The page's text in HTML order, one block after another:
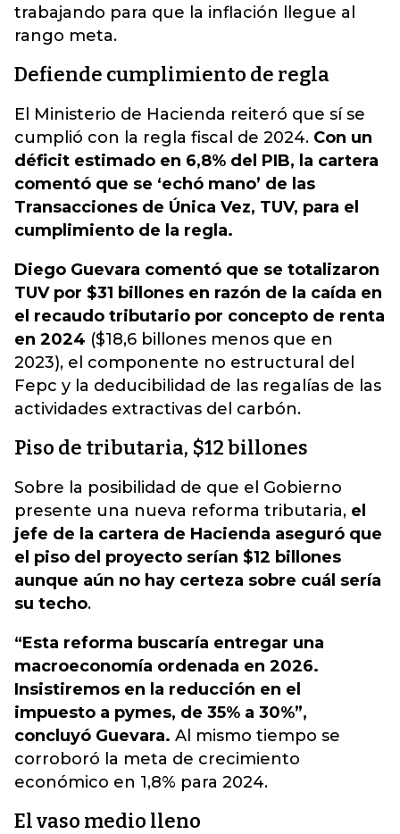
trabajando para que la inflación llegue al
rango meta.
Defiende cumplimiento de regla
El Ministerio de Hacienda reiteró que sí se
cumplió con la regla fiscal de 2024. Con un
déficit estimado en 6,8% del PIB, la cartera
comentó que se ‘echó mano’ de las
Transacciones de Única Vez, TUV, para el
cumplimiento de la regla.
Diego Guevara comentó que se totalizaron
TUV por $31 billones en razón de la caída en
el recaudo tributario por concepto de renta
en 2024 ($18,6 billones menos que en
2023), el componente no estructural del
Fepc y la deducibilidad de las regalías de las
actividades extractivas del carbón.
Piso de tributaria, $12 billones
Sobre la posibilidad de que el Gobierno
presente una nueva reforma tributaria, el
jefe de la cartera de Hacienda aseguró que
el piso del proyecto serían $12 billones
aunque aún no hay certeza sobre cuál sería
su techo.
“Esta reforma buscaría entregar una
macroeconomía ordenada en 2026.
Insistiremos en la reducción en el
impuesto a pymes, de 35% a 30%”,
concluyó Guevara. Al mismo tiempo se
corroboró la meta de crecimiento
económico en 1,8% para 2024.
El vaso medio lleno